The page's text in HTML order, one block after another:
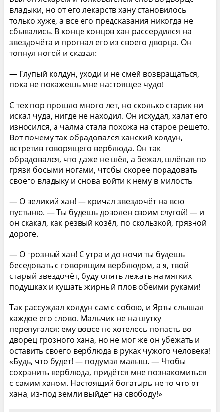
владыки, но от его лекарств хану становилось
только хуже, а все его предсказания никогда не
сбывались. В конце концов хан рассердился на
звездочёта и прогнал его из своего дворца. Он
топнул ногой и сказал:
— Глупый колдун, уходи и не смей возвращаться,
пока не покажешь мне настоящее чудо!
С тех пор прошло много лет, но сколько старик ни
искал чуда, нигде не находил. Он исхудал, халат его
износился, а чалма стала похожа на старое решето.
Вот почему так обрадовался ханский колдун,
встретив говорящего верблюда. Он так
обрадовался, что даже не шёл, а бежал, шлёпая по
грязи босыми ногами, чтобы скорее порадовать
своего владыку и снова войти к нему в милость.
— О великий хан! — кричал звездочёт на всю
пустыню. — Ты будешь доволен своим слугой! — и
он скакал, как резвый козёл, по скользкой, грязной
дороге.
— О грозный хан! С утра и до ночи ты будешь
беседовать с говорящим верблюдом, а я, твой
старый звездочёт, буду опять лежать на мягких
подушках и кушать жирный плов обеими руками!
Так рассуждал колдун сам с собою, и Ярты слышал
каждое его слово. Мальчик не на шутку
перепугался: ему вовсе не хотелось попасть во
дворец грозного хана, но не мог же он убежать и
оставить своего верблюда в руках чужого человека!
«Будь, что будет! — подумал малыш. — Чтобы
сохранить верблюда, придётся мне познакомиться
с самим ханом. Настоящий богатырь не то что от
хана, из-под земли выйдет на свободу!»